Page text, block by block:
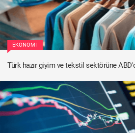
EKONOMI
Türk hazır giyim ve tekstil sektörüne